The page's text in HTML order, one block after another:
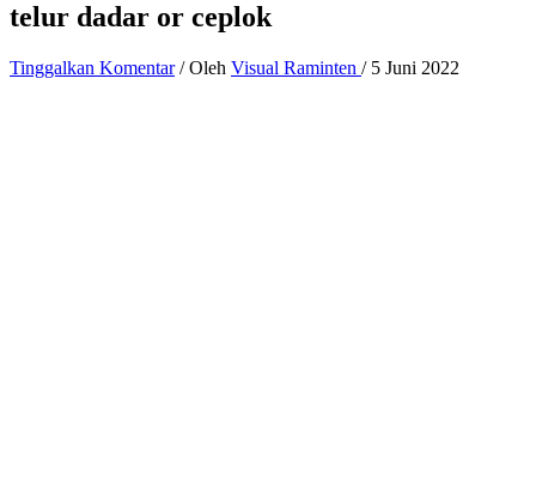
telur dadar or ceplok
Tinggalkan Komentar / Oleh Visual Raminten / 5 Juni 2022